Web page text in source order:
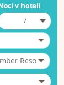
v hoteli
7
Resort & 4